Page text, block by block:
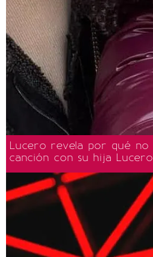
Lucero revela por qué no
canción con su hija